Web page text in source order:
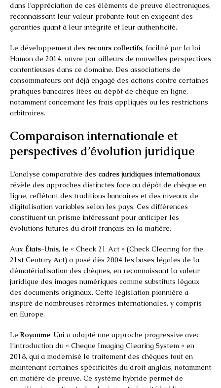
dans l’appréciation de ces éléments de preuve électroniques,
reconnaissant leur valeur probante tout en exigeant des
garanties quant à leur intégrité et leur authenticité.
Le développement des recours collectifs, facilité par la loi
Hamon de 2014, ouvre par ailleurs de nouvelles perspectives
contentieuses dans ce domaine. Des associations de
consommateurs ont déjà engagé des actions contre certaines
pratiques bancaires liées au dépôt de chèque en ligne,
notamment concernant les frais appliqués ou les restrictions
arbitraires.
Comparaison internationale et
perspectives d’évolution juridique
L’analyse comparative des cadres juridiques internationaux
révèle des approches distinctes face au dépôt de chèque en
ligne, reflétant des traditions bancaires et des niveaux de
digitalisation variables selon les pays. Ces différences
constituent un prisme intéressant pour anticiper les
évolutions futures du droit français en la matière.
Aux États-Unis, le « Check 21 Act » (Check Clearing for the
21st Century Act) a posé dès 2004 les bases légales de la
dématérialisation des chèques, en reconnaissant la valeur
juridique des images numériques comme substituts légaux
des documents originaux. Cette législation pionnière a
inspiré de nombreuses réformes internationales, y compris
en Europe.
Le Royaume-Uni a adopté une approche progressive avec
l’introduction du « Cheque Imaging Clearing System » en
2018, qui a modernisé le traitement des chèques tout en
maintenant certaines spécificités du droit anglais, notamment
en matière de preuve. Ce système hybride permet de